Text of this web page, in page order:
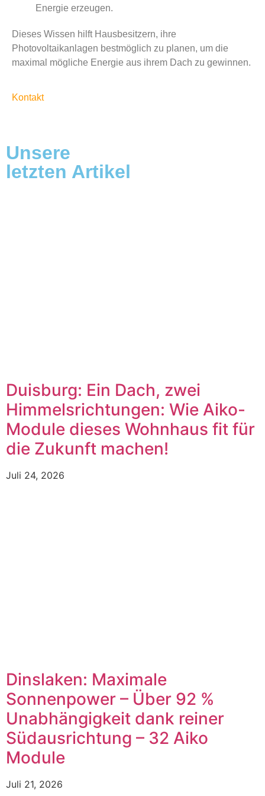
Energie erzeugen.
Dieses Wissen hilft Hausbesitzern, ihre
Photovoltaikanlagen bestmöglich zu planen, um die
maximal mögliche Energie aus ihrem Dach zu gewinnen.
Kontakt
Unsere
letzten Artikel
Duisburg: Ein Dach, zwei
Himmelsrichtungen: Wie Aiko-
Module dieses Wohnhaus fit für
die Zukunft machen!
Juli 24, 2026
Dinslaken: Maximale
Sonnenpower – Über 92 %
Unabhängigkeit dank reiner
Südausrichtung – 32 Aiko
Module
Juli 21, 2026